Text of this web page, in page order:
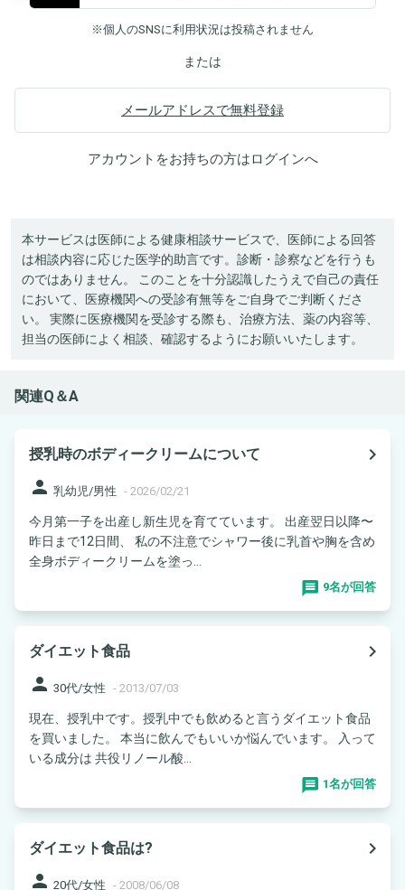
※個人のSNSに利用状況は投稿されません
または
メールアドレスで無料登録
アカウントをお持ちの方はログインへ
本サービスは医師による健康相談サービスで、医師による回答
は相談内容に応じた医学的助言です。診断・診察などを行うも
のではありません。 このことを十分認識したうえで自己の責任
において、医療機関への受診有無等をご自身でご判断くださ
い。 実際に医療機関を受診する際も、治療方法、薬の内容等、
担当の医師によく相談、確認するようにお願いいたします。
関連Q＆A
授乳時のボディークリームについて
navigate_next
person 乳幼児/男性 - 2026/02/21
今月第一子を出産し新生児を育てています。 出産翌日以降〜
昨日まで12日間、 私の不注意でシャワー後に乳首や胸を含め
全身ボディークリームを塗っ...
9名が回答
ダイエット食品
navigate_next
person 30代/女性 - 2013/07/03
現在、授乳中です。授乳中でも飲めると言うダイエット食品
を買いました。 本当に飲んでもいいか悩んでいます。 入って
いる成分は 共役リノール酸...
1名が回答
ダイエット食品は?
navigate_next
person 20代/女性 - 2008/06/08